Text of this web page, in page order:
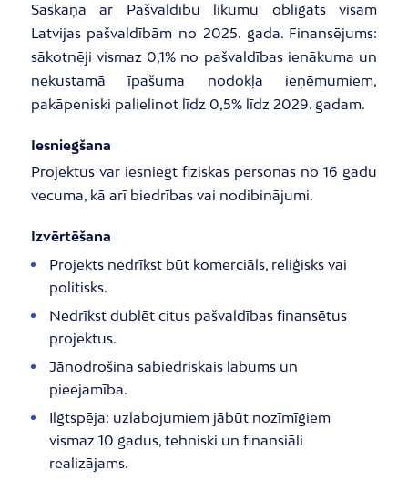
Saskaņā ar Pašvaldību likumu obligāts visām
Latvijas pašvaldībām no 2025. gada. Finansējums:
sākotnēji vismaz 0,1% no pašvaldības ienākuma un
nekustamā īpašuma nodokļa ieņēmumiem,
pakāpeniski palielinot līdz 0,5% līdz 2029. gadam.
Iesniegšana
Projektus var iesniegt fiziskas personas no 16 gadu
vecuma, kā arī biedrības vai nodibinājumi.
Izvērtēšana
Projekts nedrīkst būt komerciāls, reliģisks vai
politisks.
Nedrīkst dublēt citus pašvaldības finansētus
projektus.
Jānodrošina sabiedriskais labums un
pieejamība.
Ilgtspēja: uzlabojumiem jābūt nozīmīgiem
vismaz 10 gadus, tehniski un finansiāli
realizājams.